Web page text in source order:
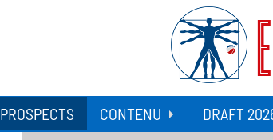
PROSPECTS CONTENU DRAFT